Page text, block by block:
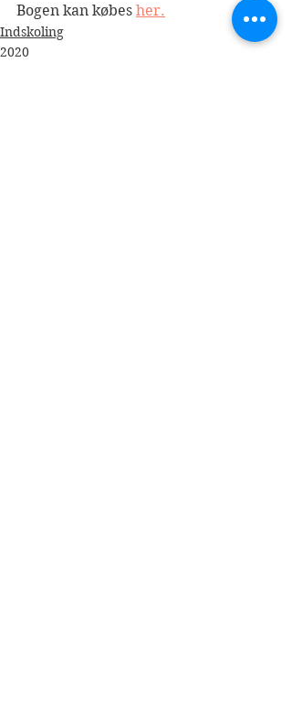
Bogen kan købes her.
Indskoling
2020